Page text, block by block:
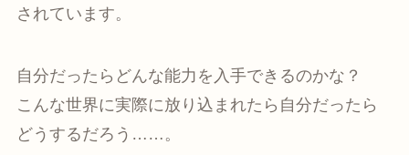
されています。
自分だったらどんな能力を入手できるのかな？
こんな世界に実際に放り込まれたら自分だったら
どうするだろう……。